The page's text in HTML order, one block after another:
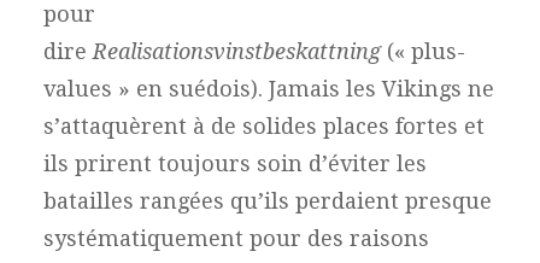
pour
dire Realisationsvinstbeskattning (« plus-
values » en suédois). Jamais les Vikings ne
s’attaquèrent à de solides places fortes et
ils prirent toujours soin d’éviter les
batailles rangées qu’ils perdaient presque
systématiquement pour des raisons